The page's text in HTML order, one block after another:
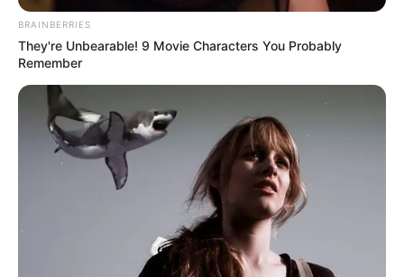
BRAINBERRIES
They're Unbearable! 9 Movie Characters You Probably
Remember